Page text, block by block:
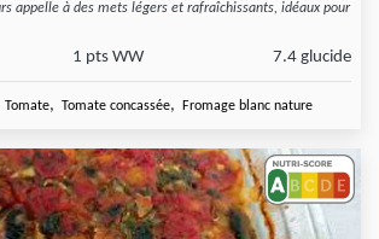
appelle à des mets légers et rafraîchissants, idéaux pour
1 pts WW 7.4 glucide
Tomate, Tomate concassée, Fromage blanc nature